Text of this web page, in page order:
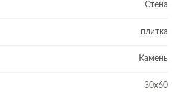
Стена
плитка
Камень
30x60